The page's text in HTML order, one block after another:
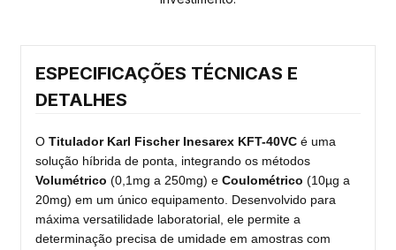
ESPECIFICAÇÕES TÉCNICAS E
DETALHES
O Titulador Karl Fischer Inesarex KFT-40VC é uma
solução híbrida de ponta, integrando os métodos
Volumétrico (0,1mg a 250mg) e Coulométrico (10µg a
20mg) em um único equipamento. Desenvolvido para
máxima versatilidade laboratorial, ele permite a
determinação precisa de umidade em amostras com